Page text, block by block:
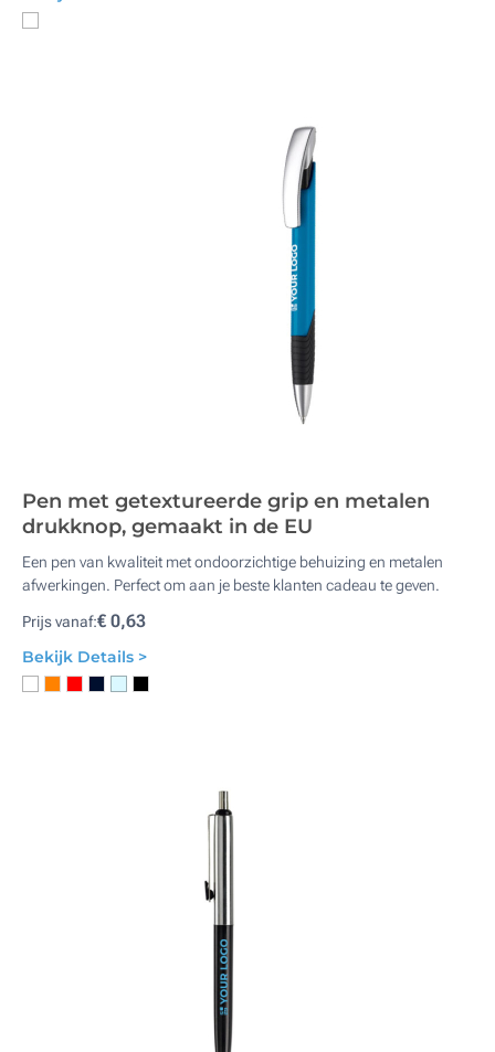
Pen met getextureerde grip en metalen
drukknop, gemaakt in de EU
Een pen van kwaliteit met ondoorzichtige behuizing en metalen
afwerkingen. Perfect om aan je beste klanten cadeau te geven.
Prijs vanaf:€ 0,63
Bekijk Details >